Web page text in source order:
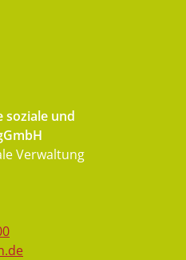
und
Verwaltung